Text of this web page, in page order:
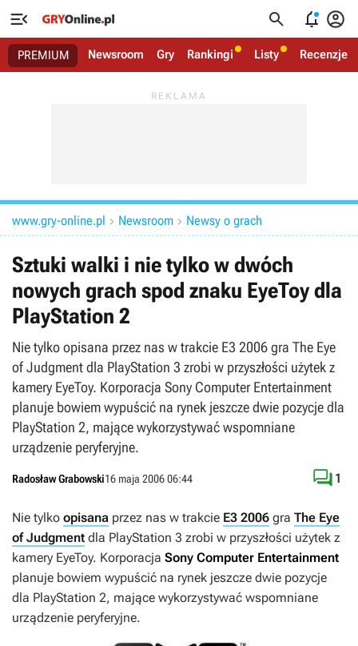
   
PREMIUM Newsroom Gry Rankingi Listy Recenzje
www.gry-online.pl  Newsroom  Newsy o grach
Sztuki walki i nie tylko w dwóch
nowych grach spod znaku EyeToy dla
PlayStation 2
Nie tylko opisana przez nas w trakcie E3 2006 gra The Eye
of Judgment dla PlayStation 3 zrobi w przyszłości użytek z
kamery EyeToy. Korporacja Sony Computer Entertainment
planuje bowiem wypuścić na rynek jeszcze dwie pozycje dla
PlayStation 2, mające wykorzystywać wspomniane
urządzenie peryferyjne.
Radosław Grabowski16 maja 2006 06:44  1
Nie tylko opisana przez nas w trakcie E3 2006 gra The Eye
of Judgment dla PlayStation 3 zrobi w przyszłości użytek z
kamery EyeToy. Korporacja Sony Computer Entertainment
planuje bowiem wypuścić na rynek jeszcze dwie pozycje
dla PlayStation 2, mające wykorzystywać wspomniane
urządzenie peryferyjne.